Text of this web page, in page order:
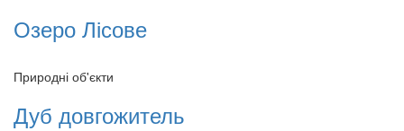
Озеро Лісове
Природні об'єкти
Дуб довгожитель